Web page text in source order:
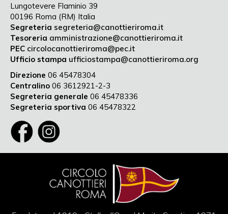
Lungotevere Flaminio 39
00196 Roma (RM) Italia
Segreteria segreteria@canottieriroma.it
Tesoreria amministrazione@canottieriroma.it
PEC circolocanottieriroma@pec.it
Ufficio stampa ufficiostampa@canottieriroma.org
Direzione 06 45478304
Centralino 06 3612921-2-3
Segreteria generale 06 45478336
Segreteria sportiva 06 45478322